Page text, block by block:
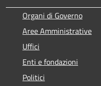
Organi di Governo
Aree Amministrative
Uffici
Enti e fondazioni
Politici